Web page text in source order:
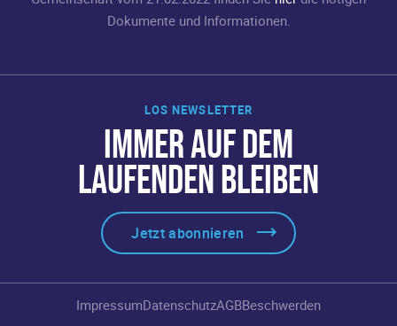
LOS NEWSLETTER
IMMER AUF DEM
LAUFENDEN BLEIBEN
Jetzt abonnieren
Dokumente und Informationen.
ImpressumDatenschutzAGBBeschwerden